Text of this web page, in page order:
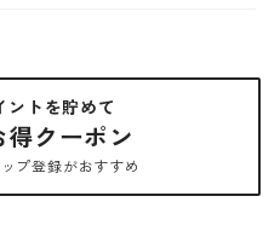
ントを貯めて
クーポン
プ登録がおすすめ